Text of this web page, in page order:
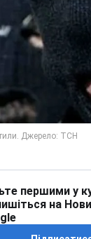
першими у
на